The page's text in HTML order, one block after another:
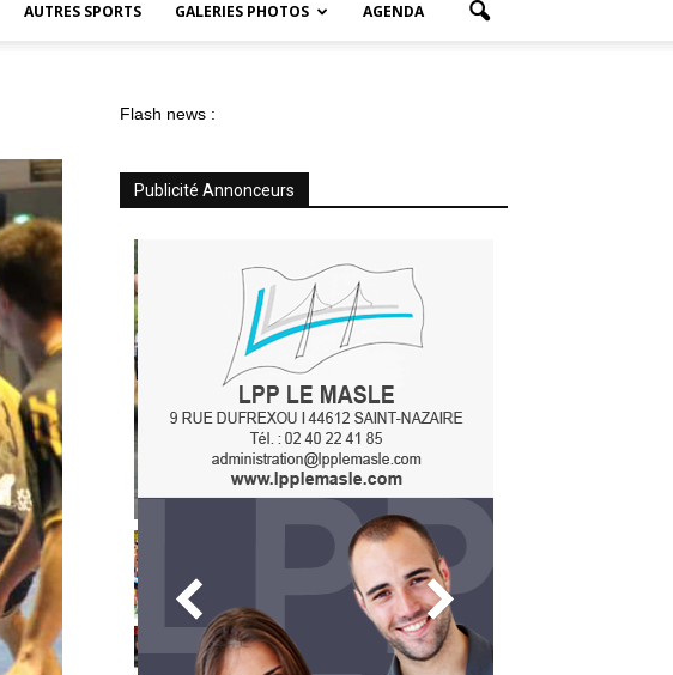
AUTRES SPORTS GALERIES PHOTOS AGENDA
Flash news :
Publicité Annonceurs